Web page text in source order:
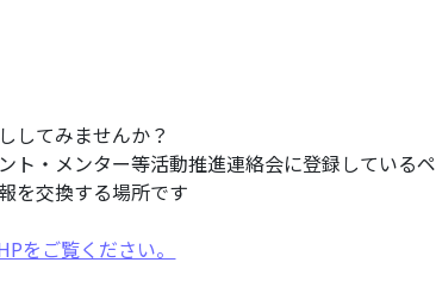
してみませんか？
ト・メンター等活動推進連絡会に登録しているペ
を交換する場所です
をご覧ください。